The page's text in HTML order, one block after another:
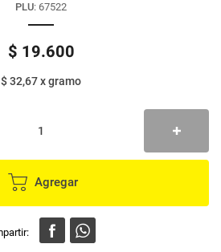
PLU: 67522
$ 19.600
$ 32,67xgramo
Agregar